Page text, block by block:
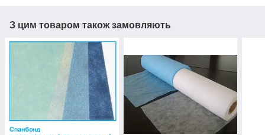
З цим товаром також замовляють